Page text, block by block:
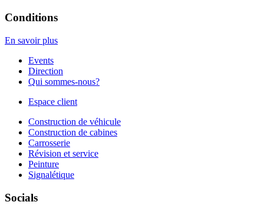
Conditions
En savoir plus
Events
Direction
Qui sommes-nous?
Espace client
Construction de véhicule
Construction de cabines
Carrosserie
Révision et service
Peinture
Signalétique
Socials